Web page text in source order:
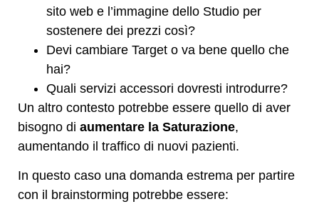
sito web e l’immagine dello Studio per
sostenere dei prezzi così?
Devi cambiare Target o va bene quello che
hai?
Quali servizi accessori dovresti introdurre?
Un altro contesto potrebbe essere quello di aver
bisogno di aumentare la Saturazione,
aumentando il traffico di nuovi pazienti.
In questo caso una domanda estrema per partire
con il brainstorming potrebbe essere: